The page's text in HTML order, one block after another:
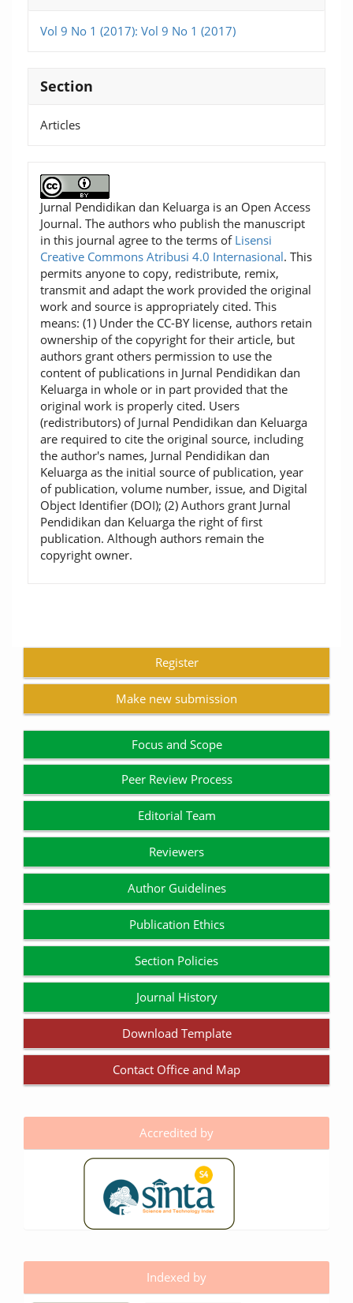
Vol 9 No 1 (2017): Vol 9 No 1 (2017)
Section
Articles
Jurnal Pendidikan dan Keluarga is an Open Access
Journal. The authors who publish the manuscript
in this journal agree to the terms of Lisensi
Creative Commons Atribusi 4.0 Internasional. This
permits anyone to copy, redistribute, remix,
transmit and adapt the work provided the original
work and source is appropriately cited. This
means: (1) Under the CC-BY license, authors retain
ownership of the copyright for their article, but
authors grant others permission to use the
content of publications in Jurnal Pendidikan dan
Keluarga in whole or in part provided that the
original work is properly cited. Users
(redistributors) of Jurnal Pendidikan dan Keluarga
are required to cite the original source, including
the author's names, Jurnal Pendidikan dan
Keluarga as the initial source of publication, year
of publication, volume number, issue, and Digital
Object Identifier (DOI); (2) Authors grant Jurnal
Pendidikan dan Keluarga the right of first
publication. Although authors remain the
copyright owner.
Register
Make new submission
Focus and Scope
Peer Review Process
Editorial Team
Reviewers
Author Guidelines
Publication Ethics
Section Policies
Journal History
Download Template
Contact Office and Map
Accredited by
Indexed by